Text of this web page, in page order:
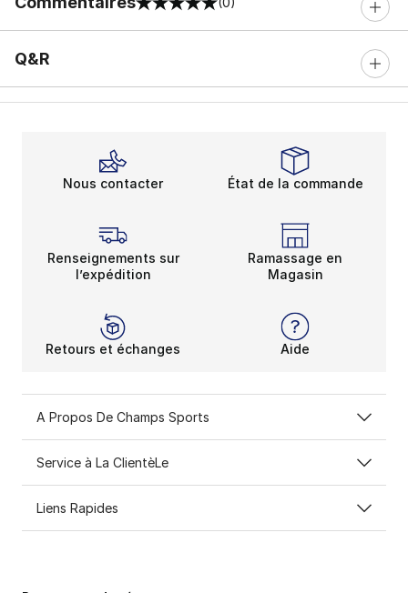
0 sur 5 notes
Q&R
Nous contacter État de la commande
Renseignements sur
l’expédition
Ramassage en
Magasin
Retours et échanges Aide
A Propos De Champs Sports
Service à La ClientèLe
Liens Rapides